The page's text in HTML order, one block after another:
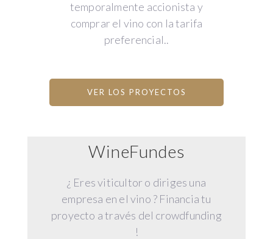
temporalmente accionista y
comprar el vino con la tarifa
preferencial..
VER LOS PROYECTOS
WineFundes
¿ Eres viticultor o diriges una
empresa en el vino ? Financia tu
proyecto a través del crowdfunding
!